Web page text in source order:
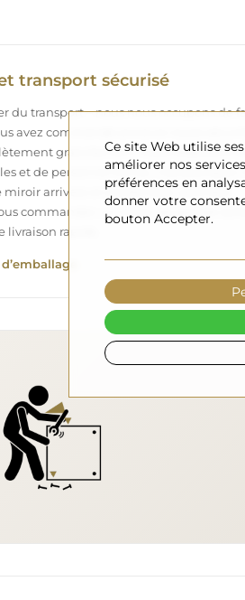
transport sécurisé
du transport – nous nous occupons de
avez commandé arrive en toute sécurité
gratuitement. Nous disposons
et de personnel formé, c’est pourquoi
arrivera en parfait état, sans frais
commandez un miroir de grande taille,
rapide.
Ce site Web utilise
améliorer nos
préférences en
donner votre
bouton Accepter.